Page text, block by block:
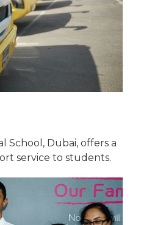
School, Dubai, offers a
service to students.